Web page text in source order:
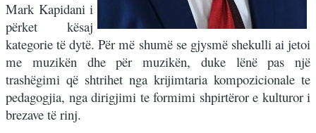
Mark Kapidani i
përket kësaj
kategorie të dytë. Për më shumë se gjysmë shekulli ai jetoi
me muzikën dhe për muzikën, duke lënë pas një
trashëgimi që shtrihet nga krijimtaria kompozicionale te
pedagogjia, nga dirigjimi te formimi shpirtëror e kulturor i
brezave të rinj.